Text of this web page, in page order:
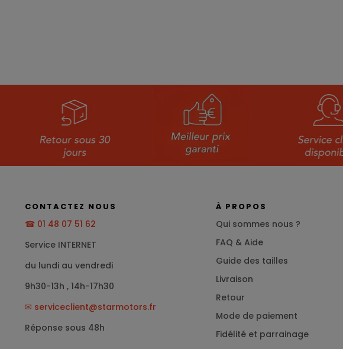
CONTACTEZ NOUS
☎ 01 48 07 51 62
Service INTERNET
du lundi au vendredi
9h30-13h , 14h-17h30
✉ serviceclient@starmotors.fr
Réponse sous 48h
À PROPOS
Qui sommes nous ?
FAQ & Aide
Guide des tailles
Livraison
Retour
Mode de paiement
Fidélité et parrainage